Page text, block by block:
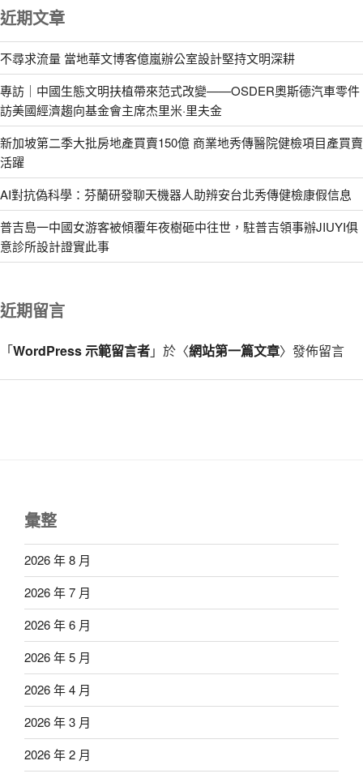
近期文章
不尋求流量 當地華文博客億嵐辦公室設計堅持文明深耕
專訪｜中國生態文明扶植帶來范式改變——OSDER奧斯德汽車零件
訪美國經濟趨向基金會主席杰里米·里夫金
新加坡第二季大批房地產買賣150億 商業地秀傳醫院健檢項目產買賣
活躍
AI對抗偽科學：芬蘭研發聊天機器人助辨安台北秀傳健檢康假信息
普吉島一中國女游客被傾覆年夜樹砸中往世，駐普吉領事辦JIUYI俱
意診所設計證實此事
近期留言
「WordPress 示範留言者」於〈網站第一篇文章〉發佈留言
彙整
2026 年 8 月
2026 年 7 月
2026 年 6 月
2026 年 5 月
2026 年 4 月
2026 年 3 月
2026 年 2 月